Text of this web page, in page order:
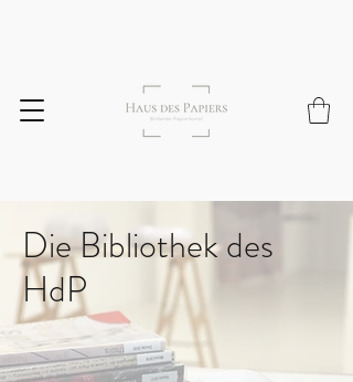
Die Bibliothek des
HdP